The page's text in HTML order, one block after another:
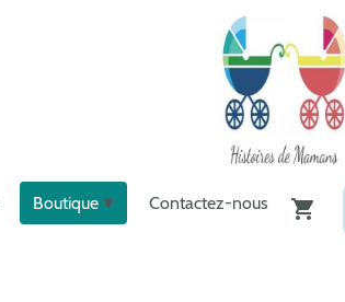
Boutique Contactez-nous